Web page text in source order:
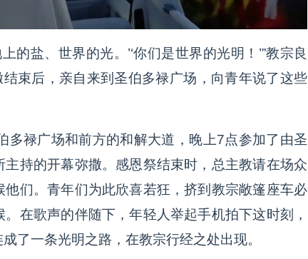
的盐、世界的光。’‘你们是世界的光明！’”教宗良
束后，亲自来到圣伯多禄广场，向青年说了这些
多禄广场和前方的和解大道，晚上7点参加了由圣
持的开幕弥撒。感恩祭结束时，总主教请在场众
们。青年们为此欣喜若狂，挤到教宗敞篷座车必
在歌声的伴随下，年轻人举起手机拍下这时刻，
了一条光明之路，在教宗行经之处出现。